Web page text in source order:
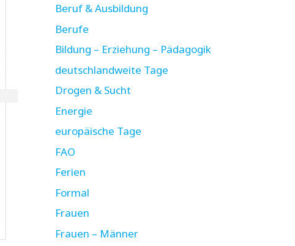
Beruf & Ausbildung
Berufe
Bildung – Erziehung – Pädagogik
deutschlandweite Tage
Drogen & Sucht
Energie
europäische Tage
FAO
Ferien
Formal
Frauen
Frauen – Männer